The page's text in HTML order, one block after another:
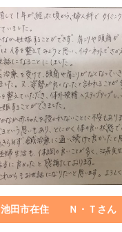
池田市在住 Ｎ・Ｔさ